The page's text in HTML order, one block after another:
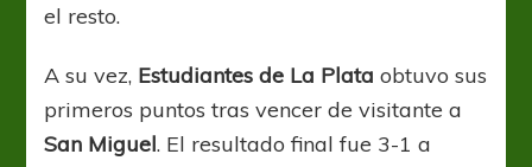
el resto.
A su vez, Estudiantes de La Plata obtuvo sus
primeros puntos tras vencer de visitante a
San Miguel. El resultado final fue 3-1 a